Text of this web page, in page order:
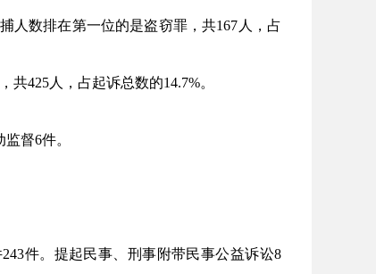
人数排在第一位的是盗窃罪，共167人，占
425人，占起诉总数的14.7%。
督6件。
件。提起民事、刑事附带民事公益诉讼8